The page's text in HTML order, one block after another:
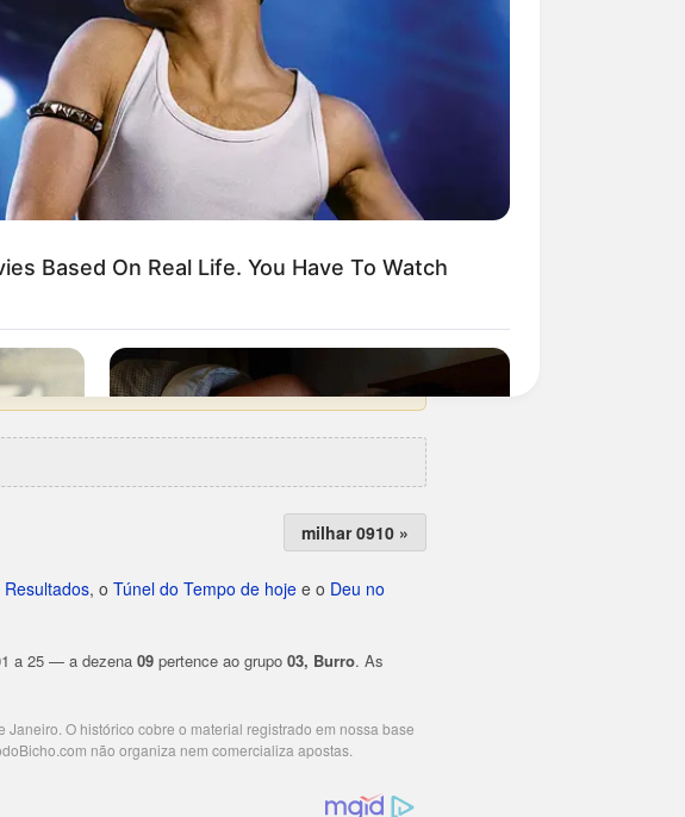
1995.
milhar 0910 »
, o Túnel do Tempo de hoje e o Deu no
a 25 — a dezena 09 pertence ao grupo 03, Burro. As
O histórico cobre o material registrado em nossa base
não organiza nem comercializa apostas.